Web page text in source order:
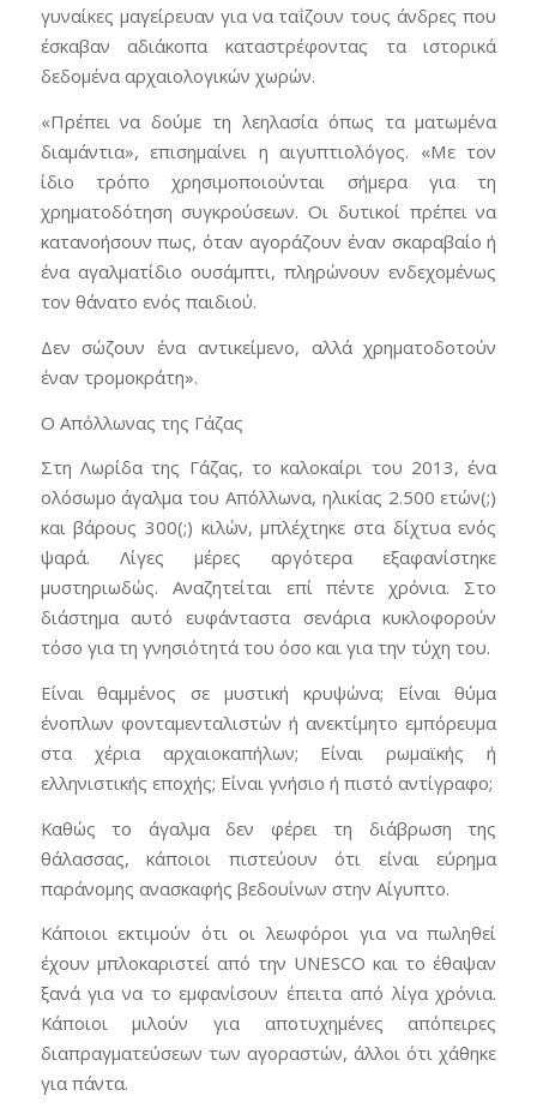
γυναίκες μαγείρευαν για να ταΐζουν τους άνδρες που
έσκαβαν αδιάκοπα καταστρέφοντας τα ιστορικά
δεδομένα αρχαιολογικών χωρών.
«Πρέπει να δούμε τη λεηλασία όπως τα ματωμένα
διαμάντια», επισημαίνει η αιγυπτιολόγος. «Με τον
ίδιο τρόπο χρησιμοποιούνται σήμερα για τη
χρηματοδότηση συγκρούσεων. Οι δυτικοί πρέπει να
κατανοήσουν πως, όταν αγοράζουν έναν σκαραβαίο ή
ένα αγαλματίδιο ουσάμπτι, πληρώνουν ενδεχομένως
τον θάνατο ενός παιδιού.
Δεν σώζουν ένα αντικείμενο, αλλά χρηματοδοτούν
έναν τρομοκράτη».
Ο Απόλλωνας της Γάζας
Στη Λωρίδα της Γάζας, το καλοκαίρι του 2013, ένα
ολόσωμο άγαλμα του Απόλλωνα, ηλικίας 2.500 ετών(;)
και βάρους 300(;) κιλών, μπλέχτηκε στα δίχτυα ενός
ψαρά. Λίγες μέρες αργότερα εξαφανίστηκε
μυστηριωδώς. Αναζητείται επί πέντε χρόνια. Στο
διάστημα αυτό ευφάνταστα σενάρια κυκλοφορούν
τόσο για τη γνησιότητά του όσο και για την τύχη του.
Είναι θαμμένος σε μυστική κρυψώνα; Είναι θύμα
ένοπλων φονταμενταλιστών ή ανεκτίμητο εμπόρευμα
στα χέρια αρχαιοκαπήλων; Είναι ρωμαϊκής ή
ελληνιστικής εποχής; Είναι γνήσιο ή πιστό αντίγραφο;
Καθώς το άγαλμα δεν φέρει τη διάβρωση της
θάλασσας, κάποιοι πιστεύουν ότι είναι εύρημα
παράνομης ανασκαφής βεδουίνων στην Αίγυπτο.
Κάποιοι εκτιμούν ότι οι λεωφόροι για να πωληθεί
έχουν μπλοκαριστεί από την UNESCO και το έθαψαν
ξανά για να το εμφανίσουν έπειτα από λίγα χρόνια.
Κάποιοι μιλούν για αποτυχημένες απόπειρες
διαπραγματεύσεων των αγοραστών, άλλοι ότι χάθηκε
για πάντα.